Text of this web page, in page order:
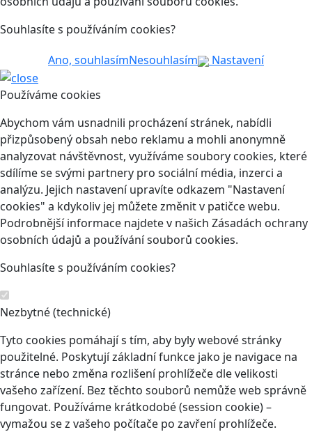
Souhlasíte s používáním cookies?
Ano, souhlasímNesouhlasím Nastavení
Používáme cookies
Abychom vám usnadnili procházení stránek, nabídli
přizpůsobený obsah nebo reklamu a mohli anonymně
analyzovat návštěvnost, využíváme soubory cookies, které
sdílíme se svými partnery pro sociální média, inzerci a
analýzu. Jejich nastavení upravíte odkazem "Nastavení
cookies" a kdykoliv jej můžete změnit v patičce webu.
Podrobnější informace najdete v našich Zásadách ochrany
osobních údajů a používání souborů cookies.
Souhlasíte s používáním cookies?
Nezbytné (technické)
Tyto cookies pomáhají s tím, aby byly webové stránky
použitelné. Poskytují základní funkce jako je navigace na
stránce nebo změna rozlišení prohlížeče dle velikosti
vašeho zařízení. Bez těchto souborů nemůže web správně
fungovat. Používáme krátkodobé (session cookie) –
vymažou se z vašeho počítače po zavření prohlížeče.